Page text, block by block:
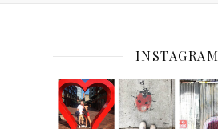
INSTAGRAM